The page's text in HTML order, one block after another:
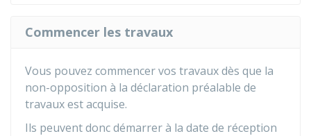
Commencer les travaux
Vous pouvez commencer vos travaux dès que la
non-opposition à la déclaration préalable de
travaux est acquise.
Ils peuvent donc démarrer à la date de réception